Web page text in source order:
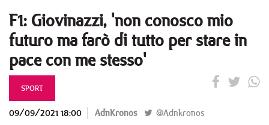
F1: Giovinazzi, 'non conosco mio
futuro ma farò di tutto per stare in
pace con me stesso'
SPORT
09/09/2021 18:00 AdnKronos @Adnkronos